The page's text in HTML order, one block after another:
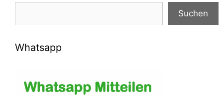
Suchen
Whatsapp